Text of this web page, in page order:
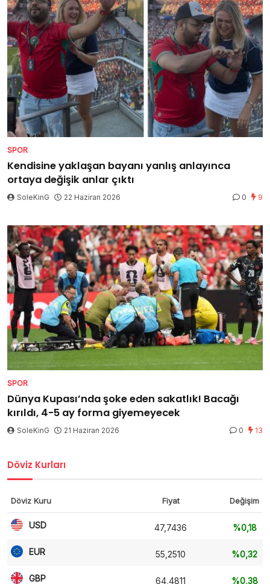
SPOR
Kendisine yaklaşan bayanı yanlış anlayınca
ortaya değişik anlar çıktı
SoleKinG 22 Haziran 2026 0 9
SPOR
Dünya Kupası’nda şoke eden sakatlık! Bacağı
kırıldı, 4-5 ay forma giyemeyecek
SoleKinG 21 Haziran 2026 0 13
Döviz Kurları
Döviz Kuru Fiyat Değişim
USD 47,7436 %0,18
EUR 55,2510 %0,32
GBP 64,4811 %0,38